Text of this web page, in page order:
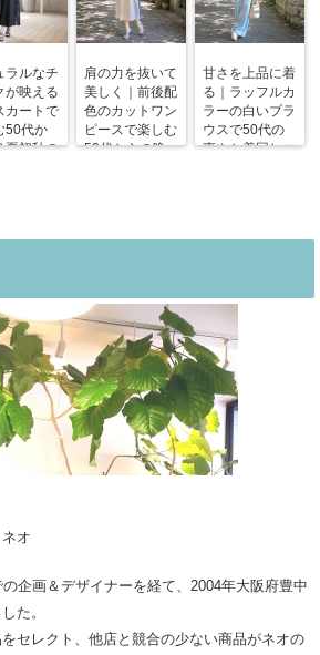
ラルなチ
が映える
カートで
50代か
夏初秋の
肩の力を抜いて
美しく｜前後配
色のカットワン
ピースで楽しむ
50代からの晩
甘さを上品に着
る｜ラッフルカ
ラーの白いブラ
ウスで50代の
爽やか着回しコ
オ
企画＆デザイナーを経て、2004年大阪府豊中
た。
セレクト、他店と競合の少ない商品がネオの